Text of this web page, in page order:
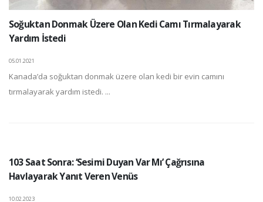
Soğuktan Donmak Üzere Olan Kedi Camı Tırmalayarak
Yardım İstedi
05.01.2021
Kanada’da soğuktan donmak üzere olan kedi bir evin camını
tırmalayarak yardım istedi. ...
103 Saat Sonra: ‘Sesimi Duyan Var Mı’ Çağrısına
Havlayarak Yanıt Veren Venüs
10.02.2023